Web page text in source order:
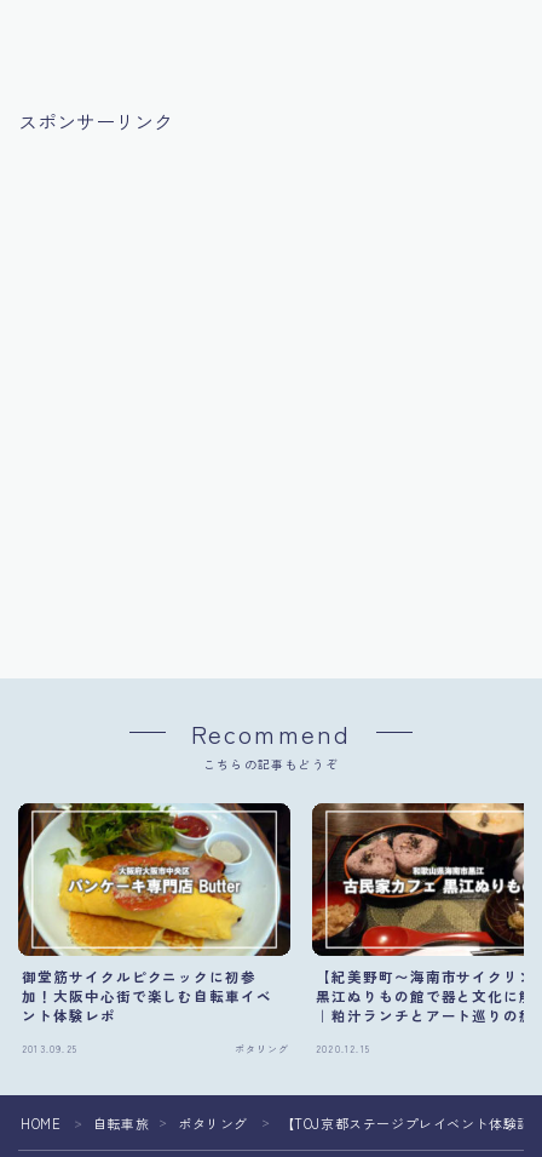
スポンサーリンク
Recommend
こちらの記事もどうぞ
御堂筋サイクルピクニックに初参
加！大阪中心街で楽しむ自転車イベ
ント体験レポ
2013.09.25 ポタリング
【紀美野町〜海南市サイクリン
黒江ぬりもの館で器と文化に触
｜粕汁ランチとアート巡りの癒
2020.12.15
HOME ＞ 自転車旅 ＞ ポタリング ＞ 【TOJ京都ステージプレイベント体験